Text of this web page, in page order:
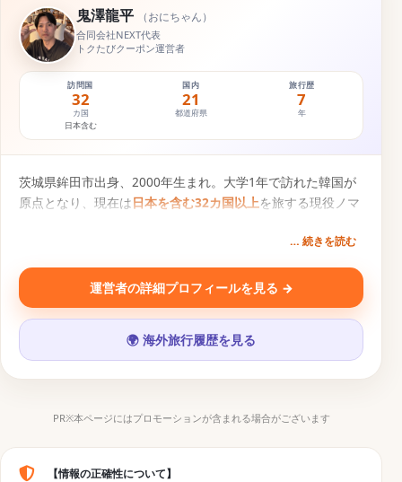
鬼澤龍平 （おにちゃん）
合同会社NEXT代表
トクたびクーポン運営者
訪問国
32
カ国
日本含む
国内
21
都道府県
旅行歴
7
年
茨城県鉾田市出身、2000年生まれ。大学1年で訪れた韓国が
原点となり、現在は日本を含む32カ国以上を旅する現役ノマ
を」という想いから、旅行クーポン比較サービス『トクた
び』を運営。一次情報にもとづく旅行コンテンツを発信中。
SNS・運営メディア
♪
… 続きを読む
運営者の詳細プロフィールを見る →
🌍 海外旅行履歴を見る
PR※本ページにはプロモーションが含まれる場合がございます
【情報の正確性について】